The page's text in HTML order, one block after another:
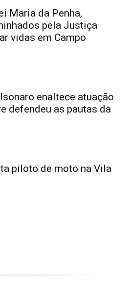
Maria da Penha,
pela Justiça
vidas em Campo
enaltece atuação
defendeu as pautas da
piloto de moto na Vila